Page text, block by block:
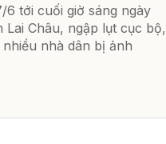
6 tới cuối giờ sáng ngày
Châu, ngập lụt cục bộ,
nhà dân bị ảnh